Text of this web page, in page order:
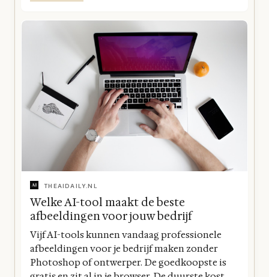
THEAIDAILY.NL
Welke AI-tool maakt de beste
afbeeldingen voor jouw bedrijf
Vijf AI-tools kunnen vandaag professionele
afbeeldingen voor je bedrijf maken zonder
Photoshop of ontwerper. De goedkoopste is